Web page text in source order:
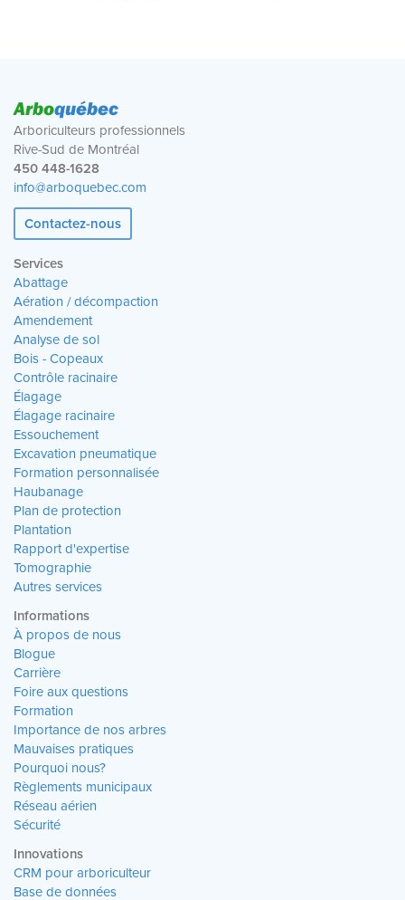
Arboquébec
Arboriculteurs professionnels
Rive-Sud de Montréal
450 448-1628
info@arboquebec.com
Contactez-nous
Services
Abattage
Aération / décompaction
Amendement
Analyse de sol
Bois - Copeaux
Contrôle racinaire
Élagage
Élagage racinaire
Essouchement
Excavation pneumatique
Formation personnalisée
Haubanage
Plan de protection
Plantation
Rapport d'expertise
Tomographie
Autres services
Informations
À propos de nous
Blogue
Carrière
Foire aux questions
Formation
Importance de nos arbres
Mauvaises pratiques
Pourquoi nous?
Règlements municipaux
Réseau aérien
Sécurité
Innovations
CRM pour arboriculteur
Base de données